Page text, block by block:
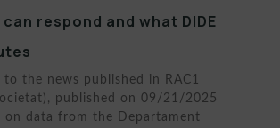
respond and what DIDE
to the news published in RAC1
published on 09/21/2025
on data from the Departament